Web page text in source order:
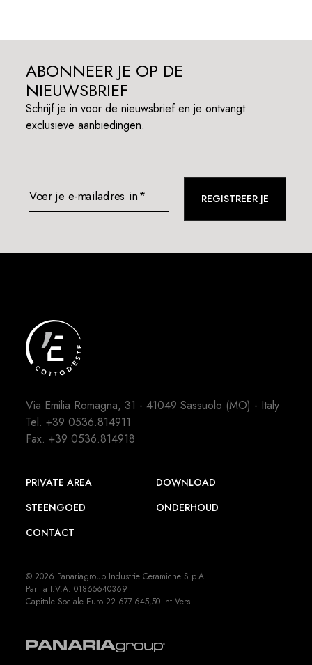
ABONNEER JE OP DE
NIEUWSBRIEF
Schrijf je in voor de nieuwsbrief en je ontvangt
exclusieve aanbiedingen.
Voer je e-mailadres in* REGISTREER JE
Via Emilia Romagna, 31 - 41049 Sassuolo (MO) - Italy
Tel.+39 0536.814911
Fax. +39 0536.814918
PRIVATE AREA
DOWNLOAD
STEENGOED
ONDERHOUD
CONTACT
© 2026 Panariagroup Industrie Ceramiche S.p.A.
Partita I.V.A. 01865640369
Capitale Sociale Euro 22.677.645,50 Int.Vers.